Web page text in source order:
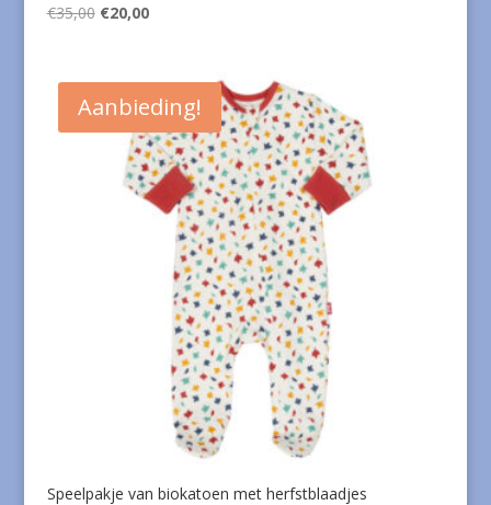
€35,00 Oorspronkelijke
€35,00.
€20,00Huidige
€20,00.
Aanbieding!
Speelpakje van biokatoen met herfstblaadjes